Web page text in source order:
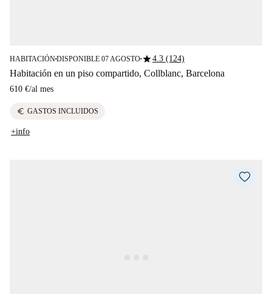
HABITACIÓN■DISPONIBLE 07 AGOSTO■star4.3 (124)
Habitación en un piso compartido, Collblanc, Barcelona
610 €/al mes
euro GASTOS INCLUIDOS
+info